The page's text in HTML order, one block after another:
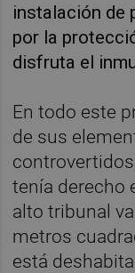
instalación de
por la
disfruta el
En todo este
de sus
tenía derecho
alto tribunal
metros
está